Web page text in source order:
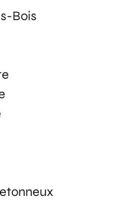
Bois